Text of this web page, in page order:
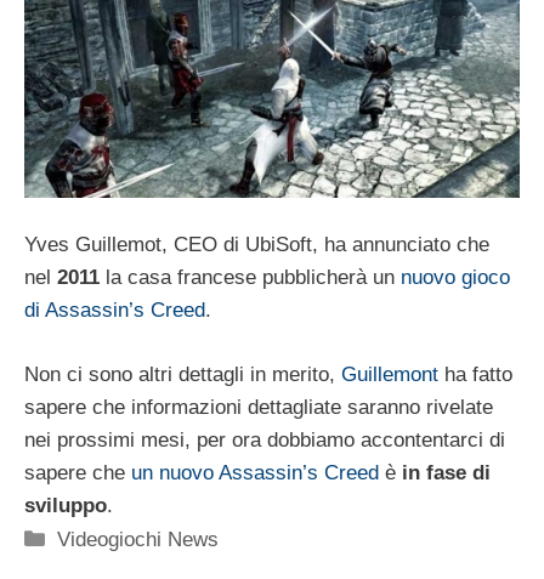
Yves Guillemot, CEO di UbiSoft, ha annunciato che
nel 2011 la casa francese pubblicherà un nuovo gioco
di Assassin’s Creed.
Non ci sono altri dettagli in merito, Guillemont ha fatto
sapere che informazioni dettagliate saranno rivelate
nei prossimi mesi, per ora dobbiamo accontentarci di
sapere che un nuovo Assassin’s Creed è in fase di
sviluppo.
Categorie
Videogiochi News